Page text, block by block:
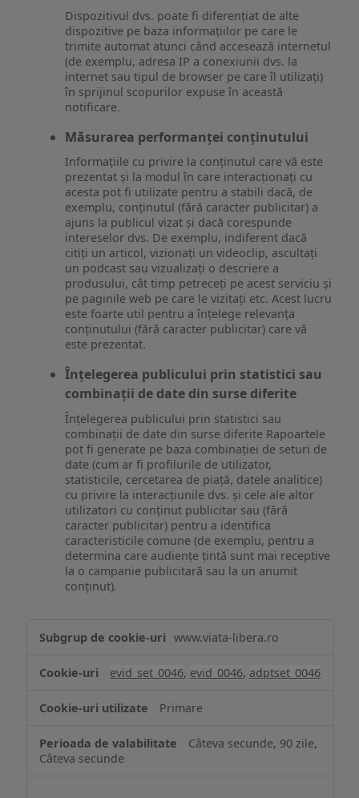
Dispozitivul dvs. poate fi diferențiat de alte
dispozitive pe baza informațiilor pe care le
trimite automat atunci când accesează internetul
(de exemplu, adresa IP a conexiunii dvs. la
internet sau tipul de browser pe care îl utilizați)
în sprijinul scopurilor expuse în această
notificare.
Măsurarea performanței conținutului
Informațiile cu privire la conținutul care vă este
prezentat și la modul în care interacționați cu
acesta pot fi utilizate pentru a stabili dacă, de
exemplu, conținutul (fără caracter publicitar) a
ajuns la publicul vizat și dacă corespunde
intereselor dvs. De exemplu, indiferent dacă
citiți un articol, vizionați un videoclip, ascultați
un podcast sau vizualizați o descriere a
produsului, cât timp petreceți pe acest serviciu și
pe paginile web pe care le vizitați etc. Acest lucru
este foarte util pentru a înțelege relevanța
conținutului (fără caracter publicitar) care vă
este prezentat.
Înțelegerea publicului prin statistici sau
combinații de date din surse diferite
Înțelegerea publicului prin statistici sau
combinații de date din surse diferite Rapoartele
pot fi generate pe baza combinației de seturi de
date (cum ar fi profilurile de utilizator,
statisticile, cercetarea de piață, datele analitice)
cu privire la interacțiunile dvs. și cele ale altor
utilizatori cu conținut publicitar sau (fără
caracter publicitar) pentru a identifica
caracteristicile comune (de exemplu, pentru a
determina care audiențe țintă sunt mai receptive
la o campanie publicitară sau la un anumit
conținut).
www.viata-libera.ro
evid_set_0046, evid_0046, adptset_0046
Primare
Câteva secunde, 90 zile,
Câteva secunde